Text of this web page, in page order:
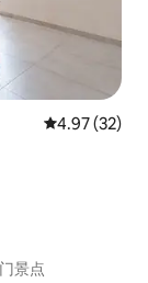
平均评分
4.97 (32)
景点